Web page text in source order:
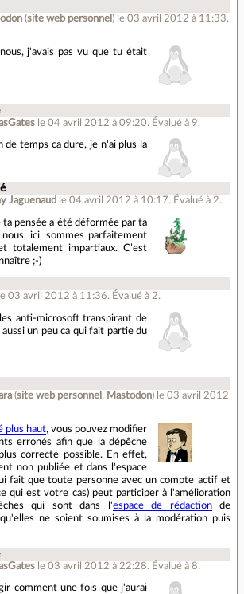
(site web personnel ) le 03 avril 2012 à 11:33.
j'avais pas vu que tu était
le 04 avril 2012 à 09:20. Évalué à9.
de temps ca dure, je n'ai plus la
Jaguenaud le 04 avril 2012 à 10:17.Évalué à 2.
ta pensée a été déformée par ta
ici, sommes parfaitement
totalement impartiaux. C’est
;-)
le 03 avril 2012 à 11:36. Évalué à 2.
anti-microsoft transpirant de
un peu ca qui fait partie du
(site web personnel , Mastodon) le 03 avril 2012
plus haut, vous pouvez modifier
erronés afin que la dépêche
correcte possible. En effet,
non publiée et dans l'espace
fait que toute personne avec un compte actif et
qui est votre cas) peut participer à l'amélioration
qui sont dans l'espace de rédactionde
qu'elles ne soient soumises à la modération puis
le 03 avril 2012 à 22:28. Évalué à8.
comment une fois que j'aurai